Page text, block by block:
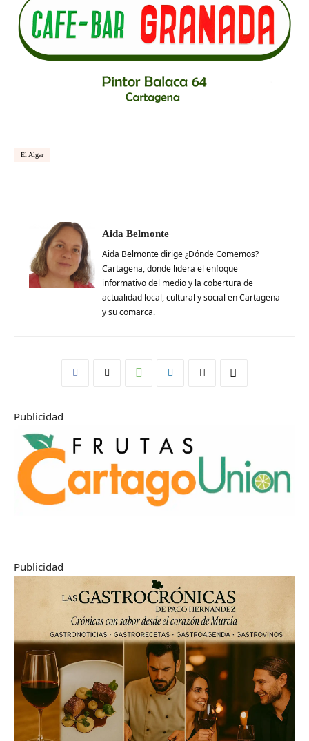
El Algar
Aida Belmonte
Aida Belmonte dirige ¿Dónde Comemos?
Cartagena, donde lidera el enfoque
informativo del medio y la cobertura de
actualidad local, cultural y social en Cartagena
y su comarca.
Publicidad
Publicidad